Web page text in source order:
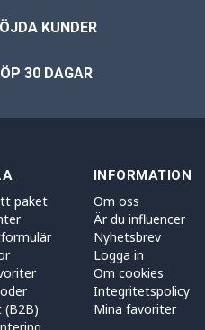
KUNDER
30 DAGAR
paket
(B2B)
INFORMATION
Om oss
Är du influencer
Nyhetsbrev
Logga in
Om cookies
Integritetspolicy
Mina favoriter